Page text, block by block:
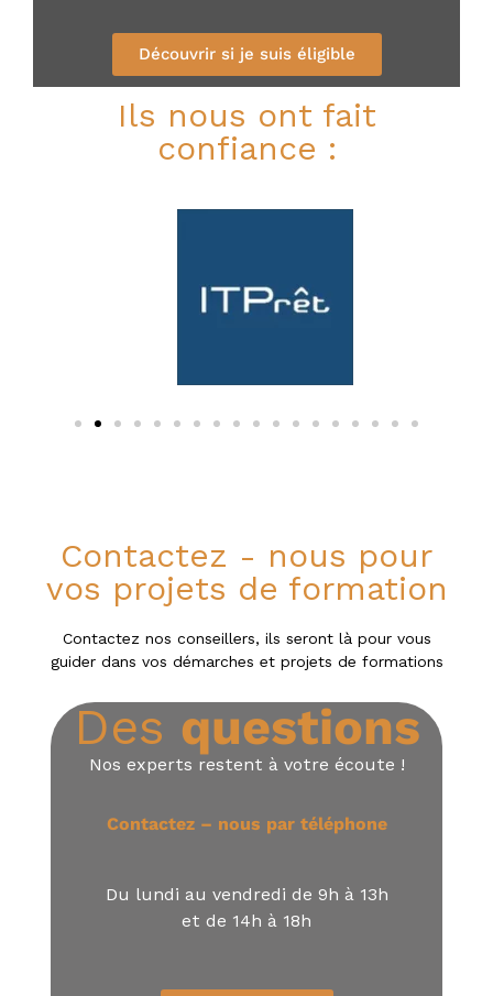
Découvrir si je suis éligible
Ils nous ont fait
confiance :
Contactez - nous pour
vos projets de formation
Contactez nos conseillers, ils seront là pour vous
guider dans vos démarches et projets de formations
Des questions
Nos experts restent à votre écoute !
Contactez – nous par téléphone
Du lundi au vendredi de 9h à 13h
et de 14h à 18h